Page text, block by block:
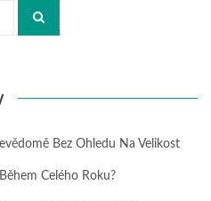
Bez Ohledu Na Velikost
Celého Roku?